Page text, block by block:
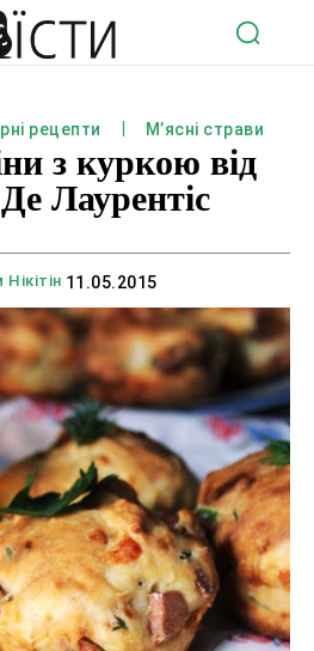
рецепти М’ясні страви
з куркою від
Лаурентіс
11.05.2015